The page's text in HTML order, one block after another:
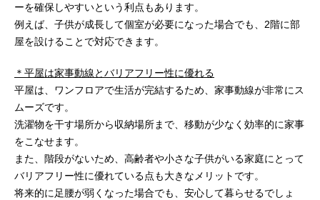
ーを確保しやすいという利点もあります。
例えば、子供が成長して個室が必要になった場合でも、2階に部
屋を設けることで対応できます。
＊平屋は家事動線とバリアフリー性に優れる
平屋は、ワンフロアで生活が完結するため、家事動線が非常にス
ムーズです。
洗濯物を干す場所から収納場所まで、移動が少なく効率的に家事
をこなせます。
また、階段がないため、高齢者や小さな子供がいる家庭にとって
バリアフリー性に優れている点も大きなメリットです。
将来的に足腰が弱くなった場合でも、安心して暮らせるでしょ